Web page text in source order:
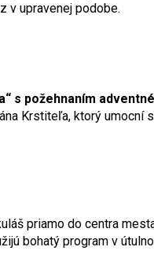
v upravenej podobe.
s požehnaním
Krstiteľa, ktorý umocní
priamo do centra
bohatý program v